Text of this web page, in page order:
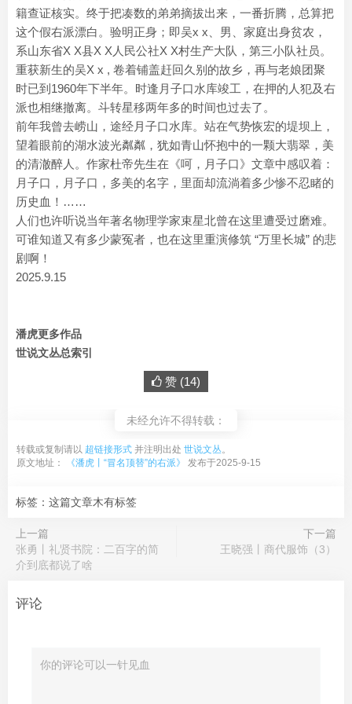
籍查证核实。终于把凑数的弟弟摘拔出来，一番折腾，总算把
这个假右派漂白。验明正身；即吴x x、男、家庭出身贫农，
系山东省X X县X X人民公社X X村生产大队，第三小队社员。
重获新生的吴X x , 卷着铺盖赶回久别的故乡，再与老娘团聚
时已到1960年下半年。时逢月子口水库竣工，在押的人犯及右
派也相继撤离。斗转星移两年多的时间也过去了。
前年我曾去崂山，途经月子口水库。站在气势恢宏的堤坝上，
望着眼前的湖水波光粼粼，犹如青山怀抱中的一颗大翡翠，美
的清澈醉人。作家杜帝先生在《呵，月子口》文章中感叹着：
月子口，月子口，多美的名字，里面却流淌着多少惨不忍睹的
历史血！……
人们也许听说当年著名物理学家束星北曾在这里遭受过磨难。
可谁知道又有多少蒙冤者，也在这里重演修筑 “万里长城” 的悲
剧啊！
2025.9.15
潘虎更多作品
世说文丛总索引
赞 (14)
未经允许不得转载：
转载或复制请以 超链接形式 并注明出处 世说文丛。
原文地址：
《潘虎丨“冒名顶替”的右派》 发布于2025-9-15
标签：这篇文章木有标签
上一篇
张勇丨礼贤书院：二百字的简
介到底都说了啥
下一篇
王晓强丨商代服饰（3）
评论